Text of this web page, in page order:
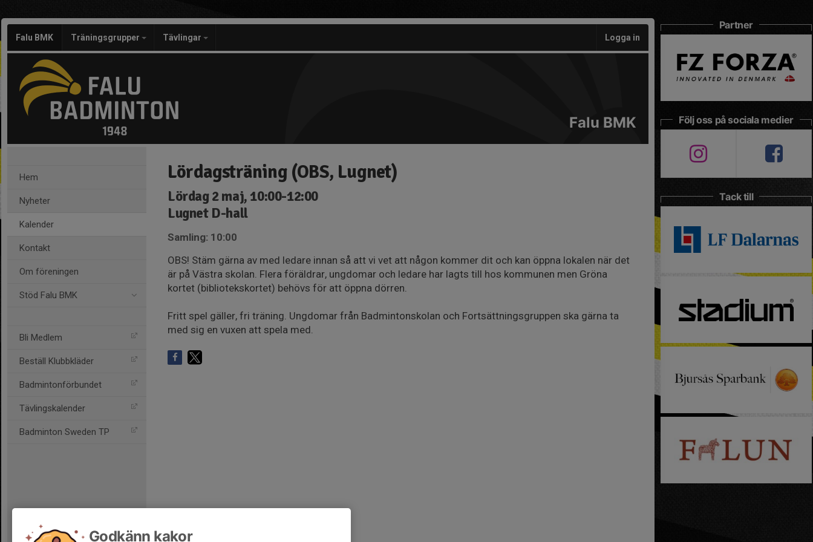
Falu BMK Träningsgrupper Tävlingar Logga in
Falu BMK
Hem
Nyheter
Kalender
Kontakt
Om föreningen
Stöd Falu BMK
Bli Medlem
Beställ Klubbkläder
Badmintonförbundet
Tävlingskalender
Badminton Sweden TP
Lördagsträning (OBS, Lugnet)
Lördag 2 maj, 10:00-12:00
Lugnet D-hall
Samling: 10:00
OBS! Stäm gärna av med ledare innan så att vi vet att någon kommer dit och kan öppna lokalen när det
är på Västra skolan. Flera föräldrar, ungdomar och ledare har lagts till hos kommunen men Gröna
kortet (bibliotekskortet) behövs för att öppna dörren.
Fritt spel gäller, fri träning. Ungdomar från Badmintonskolan och Fortsättningsgruppen ska gärna ta
med sig en vuxen att spela med.
Partner
Följ oss på sociala medier
Tack till
Godkänn kakor